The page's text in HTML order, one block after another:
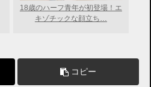
18歳のハーフ青年が初登場！エ
キゾチックな顔立ち…
コピー